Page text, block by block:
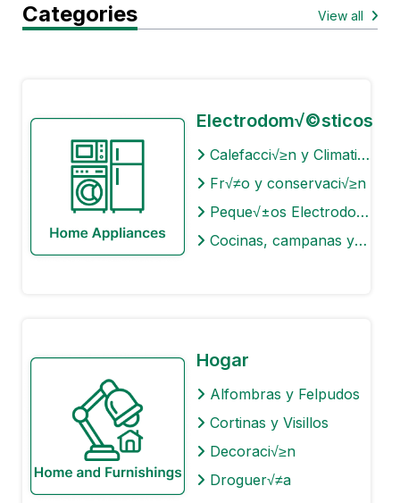
Categories View all
Electrodom√©sticos
Calefacci√≥n y Climatizaci√≥n
Fr√≠o y conservaci√≥n
Peque√±os Electrodom√©sticos
Cocinas, campanas y hornos
Hogar
Alfombras y Felpudos
Cortinas y Visillos
Decoraci√≥n
Droguer√≠a